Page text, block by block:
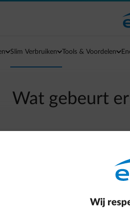
Slim Verbruiken Tools & Voordelen
Wat gebeurt
dan sturen wij je een eerste
De kost hiervan wordt aan
factuur in schijven te betalen,
volgens de
Wij